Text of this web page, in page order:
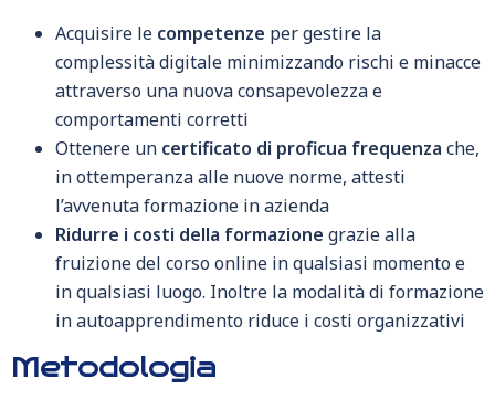
Acquisire le competenze per gestire la
complessità digitale minimizzando rischi e minacce
attraverso una nuova consapevolezza e
comportamenti corretti
Ottenere un certificato di proficua frequenza che,
in ottemperanza alle nuove norme, attesti
l’avvenuta formazione in azienda
Ridurre i costi della formazione grazie alla
fruizione del corso online in qualsiasi momento e
in qualsiasi luogo. Inoltre la modalità di formazione
in autoapprendimento riduce i costi organizzativi
Metodologia